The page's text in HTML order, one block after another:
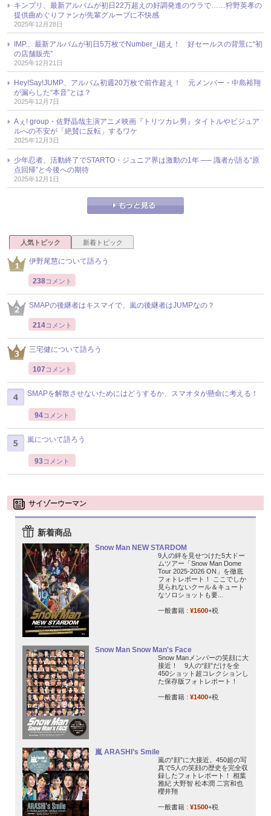
キンプリ、最新アルバムが初日22万超えの好調発進のウラで……狩野英孝の
提供曲めぐりファンが先輩グループに不快感
2025年12月28日
IMP.、最新アルバムが初日5万枚でNumber_i超え！ 好セールスの背景に“初
の店舗販売”
2025年12月21日
Hey!Say!JUMP、アルバム初週20万枚で前作超え！ 元メンバー・中島裕翔
が漏らした“本音”とは？
2025年12月7日
Aぇ! group・佐野晶哉主演アニメ映画『トリツカレ男』タイトルやビジュア
ルへの不安が「絶賛に反転」するワケ
2025年12月3日
少年忍者、活動終了でSTARTO・ジュニア界は激動の1年 ── 識者が語る“原
点回帰”と今後への期待
2025年12月1日
人気トピック 新着トピック
伊野尾慧について語ろう
238コメント
SMAPの後継者はキスマイで、嵐の後継者はJUMPなの？
214コメント
三宅健について語ろう
107 コメント
SMAPを解散させないためにはどうするか、スマオタが懸命に考える！
94コメント
嵐について語ろう
93コメント
サイゾーウーマン
新着商品
Snow Man NEW STARDOM
9人の絆を見せつけた5大ドー
ムツアー「Snow Man Dome
Tour 2025-2026 ON」を徹底
フォトレポート！ ここでしか
見られないクール＆キュート
なソロショットも要...
一般書籍 : ¥1600+税
Snow Man Snow Man's Face
Snow Manメンバーの笑顔に大
接近！ 9人の“顔”だけを全
450ショット超コレクションし
た保存版フォトレポート！
一般書籍 : ¥1400+税
嵐 ARASHI’s Smile
嵐の“顔”に大接近。450超の写
真で5人の笑顔の歴史を完全収
録したフォトレポート！ 相葉
雅紀 大野智 松本潤 二宮和也
櫻井翔
一般書籍 : ¥1500+税